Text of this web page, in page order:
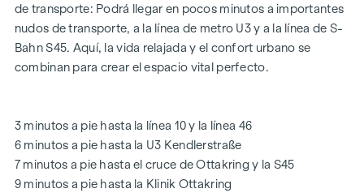
calidad de vida excepcional.
Las zonas comunes con bancos y mesas invitan a relajarse y
ofrecen un lugar de encuentro natural para todas las
generaciones. Una acogedora zona de juegos infantiles
los niños puedan jugar con seguridad y despreocupación.
Durante la fase de planificación se hizo especial hincapié en
los materiales sostenibles.
de transporte: Podrá llegar en pocos minutos a importantes
nudos de transporte, a la línea de metro U3 y a la línea de S-
Bahn S45. Aquí, la vida relajada y el confort urbano se
combinan para crear el espacio vital perfecto.
3 minutos a pie hasta la línea 10 y la línea 46
6 minutos a pie hasta la U3 Kendlerstraße
7 minutos a pie hasta el cruce de Ottakring y la S45
9 minutos a pie hasta la Klinik Ottakring